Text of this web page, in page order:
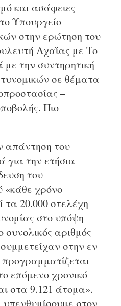
και ασάφειες
Υπουργείο
στην ερώτηση του
Αχαΐας με Το
την συντηρητική
σε θέματα
–
Πιο
του
για την ετήσια
του
«κάθε χρόνο
τα 20.000 στελέχη
στο υπόψη
συνολικός αριθμός
στην εν
επόμενο χρονικό
στα 9.121 άτομα».
στον